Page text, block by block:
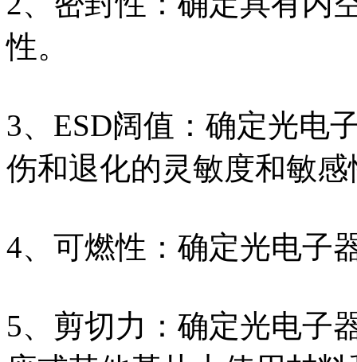
性。
3、ESD阔值：确定光电
伤和退化的灵敏度和敏感
4、可燃性：确定光电子
5、剪切力：确定光电子